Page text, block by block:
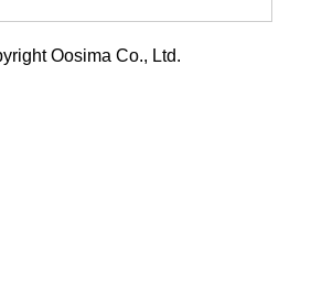
Oosima Co., Ltd.